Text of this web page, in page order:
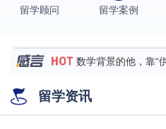
留学顾问 留学案例
西南财经大学投资
硕士录取
数学背景的他，靠“
专科逆袭伦敦大学
香港浸会大学伦理
留学资讯